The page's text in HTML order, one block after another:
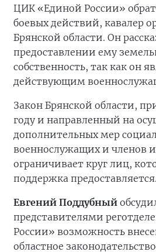
ЦИК «Единой России»
боевых действий, кавалер
Брянской области. Он
предоставлении ему
собственность, так как он
действующим
Закон Брянской области,
году и направленный на
дополнительных мер
военнослужащих и членов
ограничивает круг лиц,
поддержка предоставляется.
Евгений Поддубный
представителями
России» возможность
областное